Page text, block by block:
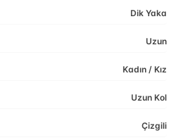
Dik Yaka
Uzun
Kadın / Kız
Uzun Kol
Çizgili